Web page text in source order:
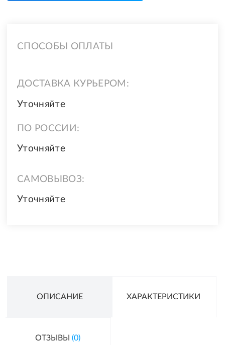
СПОСОБЫ ОПЛАТЫ
ДОСТАВКА КУРЬЕРОМ:
Уточняйте
ПО РОССИИ:
Уточняйте
САМОВЫВОЗ:
Уточняйте
ОПИСАНИЕ ХАРАКТЕРИСТИКИ
ОТЗЫВЫ (0)